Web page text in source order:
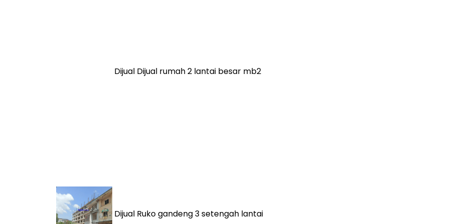
Dijual Dijual rumah 2 lantai besar mb2
Dijual Ruko gandeng 3 setengah lantai